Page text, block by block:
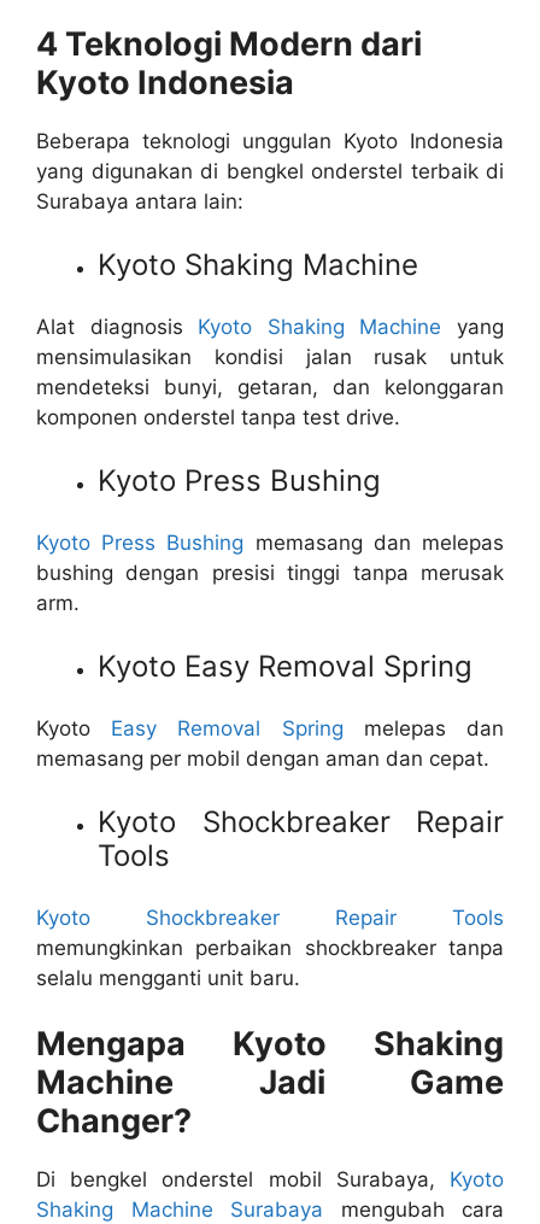
4 Teknologi Modern dari
Kyoto Indonesia
Beberapa teknologi unggulan Kyoto Indonesia
yang digunakan di bengkel onderstel terbaik di
Surabaya antara lain:
Kyoto Shaking Machine
Alat diagnosis Kyoto Shaking Machine yang
mensimulasikan kondisi jalan rusak untuk
mendeteksi bunyi, getaran, dan kelonggaran
komponen onderstel tanpa test drive.
Kyoto Press Bushing
Kyoto Press Bushing memasang dan melepas
bushing dengan presisi tinggi tanpa merusak
arm.
Kyoto Easy Removal Spring
Kyoto Easy Removal Spring melepas dan
memasang per mobil dengan aman dan cepat.
Kyoto Shockbreaker Repair
Tools
Kyoto Shockbreaker Repair Tools
memungkinkan perbaikan shockbreaker tanpa
selalu mengganti unit baru.
Mengapa Kyoto Shaking
Machine Jadi Game
Changer?
Di bengkel onderstel mobil Surabaya, Kyoto
Shaking Machine Surabaya mengubah cara